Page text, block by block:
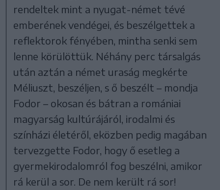
rendeltek mint a nyugat-német tévé
emberének vendégei, és beszélgettek a
reflektorok fényében, mintha senki sem
lenne körülöttük. Néhány perc társalgás
után aztán a német uraság megkérte
Méliuszt, beszéljen, s ő beszélt – mondja
Fodor – okosan és bátran a romániai
magyarság kultúrájáról, irodalmi és
színházi életéről, eközben pedig magában
tervezgette Fodor, hogy ő esetleg a
gyermekirodalomról fog beszélni, amikor
rá kerül a sor. De nem került rá sor!